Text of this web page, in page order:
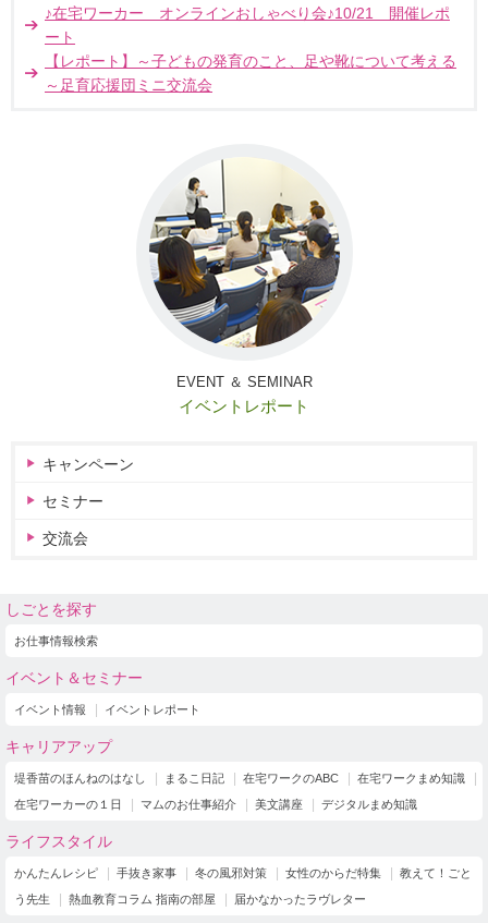
♪在宅ワーカー オンラインおしゃべり会♪10/21 開催レポ
ート
【レポート】～子どもの発育のこと、足や靴について考える
～足育応援団ミニ交流会
EVENT ＆ SEMINAR
イベントレポート
キャンペーン
セミナー
交流会
しごとを探す
お仕事情報検索
イベント＆セミナー
イベント情報 イベントレポート
キャリアアップ
堤香苗のほんねのはなし まるこ日記 在宅ワークのABC
在宅ワークまめ知識
在宅ワーカーの１日
マムのお仕事紹介 美文講座 デジタルまめ知識
ライフスタイル
かんたんレシピ 手抜き家事 冬の風邪対策 女性のからだ特集
教えて！ごと
う先生
熱血教育コラム 指南の部屋 届かなかったラヴレター